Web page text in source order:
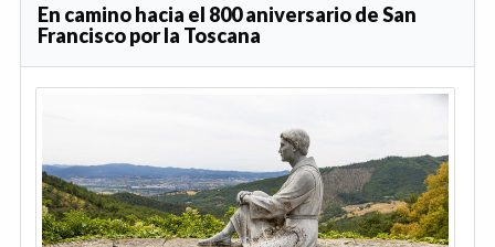
En camino hacia el 800 aniversario de San
Francisco por la Toscana